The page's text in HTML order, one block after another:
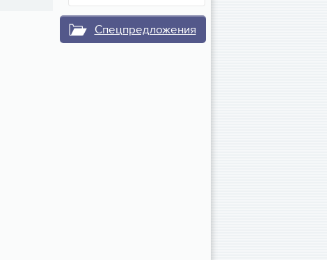
Спецпредложения